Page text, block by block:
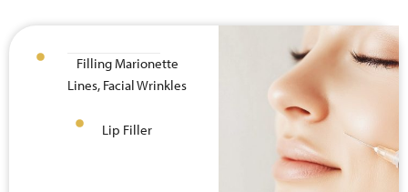
Filling Marionette
Lines, Facial Wrinkles
Lip Filler